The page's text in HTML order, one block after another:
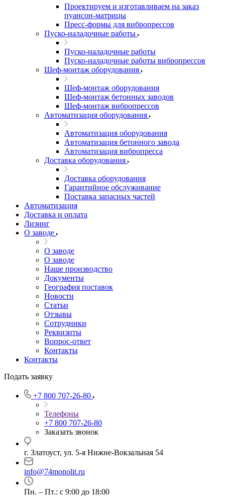
Проектируем и изготавливаем на заказ
пуансон-матрицы
Пресс-формы для вибропрессов
Пуско-наладочные работы
Пуско-наладочные работы
Пуско-наладочные работы вибропрессов
Шеф-монтаж оборудования
Шеф-монтаж оборудования
Шеф-монтаж бетонных заводов
Шеф-монтаж вибропрессов
Автоматизация оборудования
Автоматизация оборудования
Автоматизация бетонного завода
Автоматизация вибропресса
Доставка оборудования
Доставка оборудования
Гарантийное обслуживание
Поставка запасных частей
Автоматизация
Доставка и оплата
Лизинг
О заводе
О заводе
О заводе
Наше производство
Документы
География поставок
Новости
Статьи
Отзывы
Сотрудники
Реквизиты
Вопрос-ответ
Контакты
Контакты
Подать заявку
+7 800 707-26-80
Телефоны
+7 800 707-26-80
Заказать звонок
г. Златоуст, ул. 5-я Нижне-Вокзальная 54
info@74monolit.ru
Пн. – Пт.: с 9:00 до 18:00